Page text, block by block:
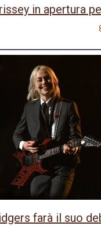
in apertura
farà il suo